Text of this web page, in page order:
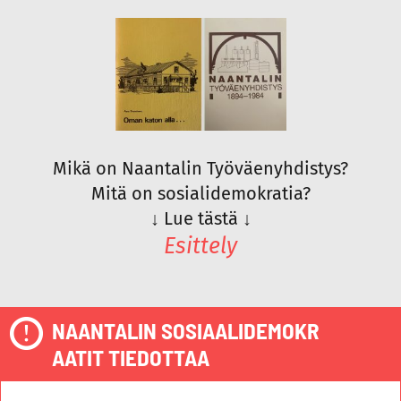
Mikä on Naantalin Työväenyhdistys?
Mitä on sosialidemokratia?
↓ Lue tästä ↓
Esittely
NAANTALIN SOSIAALIDEMOKR
AATIT TIEDOTTAA